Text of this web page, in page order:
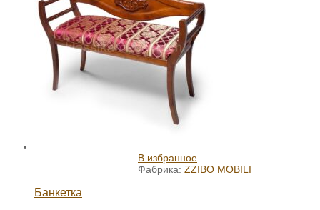
В избранное
Фабрика: ZZIBO MOBILI
Банкетка